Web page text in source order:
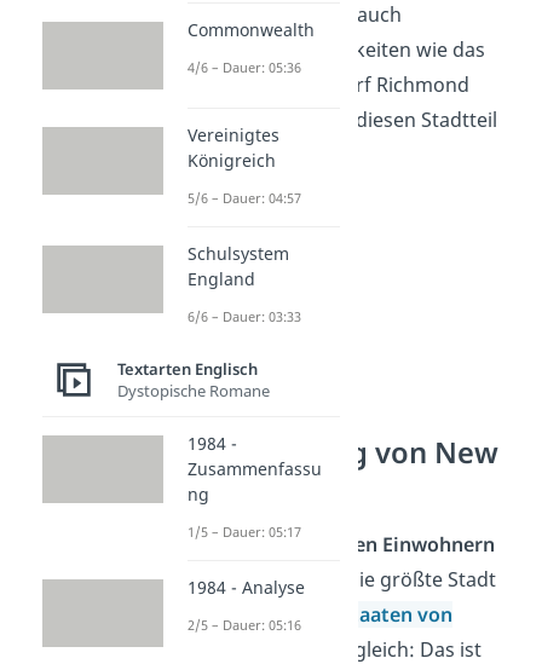
Stadtteil. Aber auch
Sehenswürdigkeiten wie das
historische Dorf Richmond
Town machen diesen Stadtteil
besonders.
Bevölkerung von New
York City
Mit über8 Millionen Einwohnern
ist New York City die größte Stadt
derVereinigten Staaten von
Zum Vergleich: Das ist
Commonwealth
4/6 – Dauer: 05:36
Vereinigtes
Königreich
5/6 – Dauer: 04:57
Schulsystem
England
6/6 – Dauer: 03:33
Textarten Englisch
Dystopische Romane
1984 -
Zusammenfassu
ng
1/5 – Dauer: 05:17
1984 - Analyse
2/5 – Dauer: 05:16